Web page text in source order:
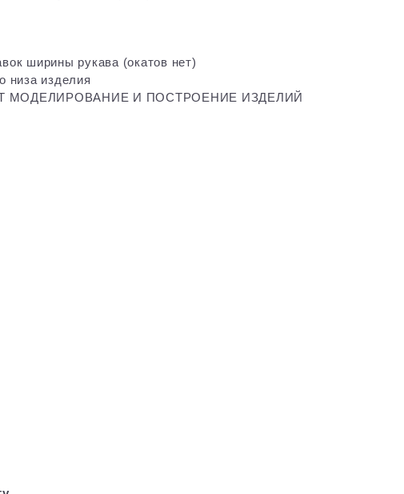
ширины рукава (окатов нет)
низа изделия
МОДЕЛИРОВАНИЕ И ПОСТРОЕНИЕ ИЗДЕЛИЙ